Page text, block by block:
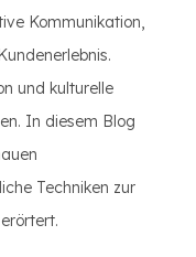
Kommunikation,
und kulturelle
In diesem Blog
Techniken zur